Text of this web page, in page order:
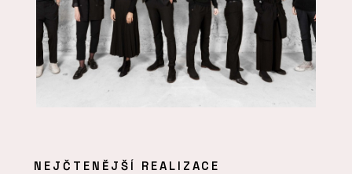
NEJČTENĚJŠÍ REALIZACE